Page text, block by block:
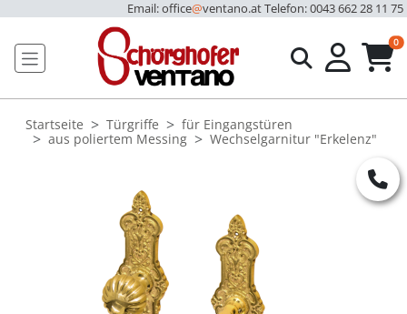
Email: office@ventano.atTelefon: 0043 662 28 11 75
0
Startseite Türgriffe
für Eingangstüren
aus poliertem Messing
Wechselgarnitur "Erkelenz"